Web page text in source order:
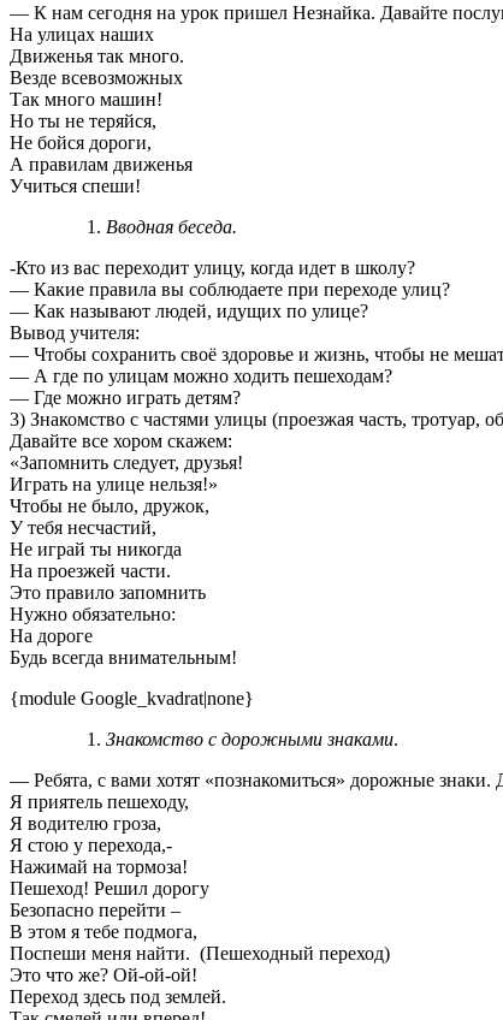
— К нам сегодня на урок пришел Незнайка. Давайте
На улицах наших
Движенья так много.
Везде всевозможных
Так много машин!
Но ты не теряйся,
Не бойся дороги,
А правилам движенья
Учиться спеши!
Вводная беседа.
-Кто из вас переходит улицу, когда идет в школу?
— Какие правила вы соблюдаете при переходе улиц?
— Как называют людей, идущих по улице?
Вывод учителя:
— Чтобы сохранить своё здоровье и жизнь, чтобы не
— А где по улицам можно ходить пешеходам?
— Где можно играть детям?
3) Знакомство с частями улицы (проезжая часть, тротуар,
Давайте все хором скажем:
«Запомнить следует, друзья!
Играть на улице нельзя!»
Чтобы не было, дружок,
У тебя несчастий,
Не играй ты никогда
На проезжей части.
Это правило запомнить
Нужно обязательно:
На дороге
Будь всегда внимательным!
{module Google_kvadrat|none}
Знакомство с дорожными знаками.
— Ребята, с вами хотят «познакомиться» дорожные знаки.
Я приятель пешеходу,
Я водителю гроза,
Я стою у перехода,-
Нажимай на тормоза!
Пешеход! Решил дорогу
Безопасно перейти –
В этом я тебе подмога,
Поспеши меня найти. (Пешеходный переход)
Это что же? Ой-ой-ой!
Переход здесь под землей.